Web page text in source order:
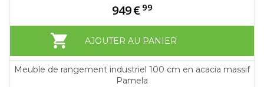
949€ 99
AJOUTER AU PANIER
Meuble de rangement industriel 100 cm en acacia massif
Pamela